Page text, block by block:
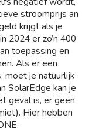
stroomprijs an
krijgt als je
2024 er zo’n 400
toepassing en
Als er een
moet je natuurlijk
SolarEdge kan je
geval is, er geen
Hier hebben